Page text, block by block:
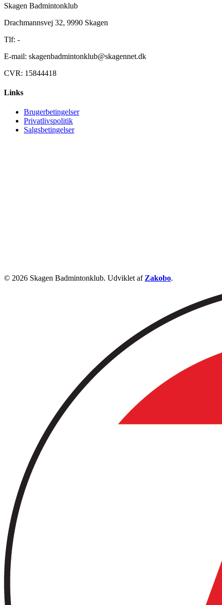
Skagen Badmintonklub
Drachmannsvej 32, 9990 Skagen
Tlf: -
E-mail: skagenbadmintonklub@skagennet.dk
CVR: 15844418
Links
Brugerbetingelser
Privatlivspolitik
Salgsbetingelser
© 2026 Skagen Badmintonklub. Udviklet afZakobo.